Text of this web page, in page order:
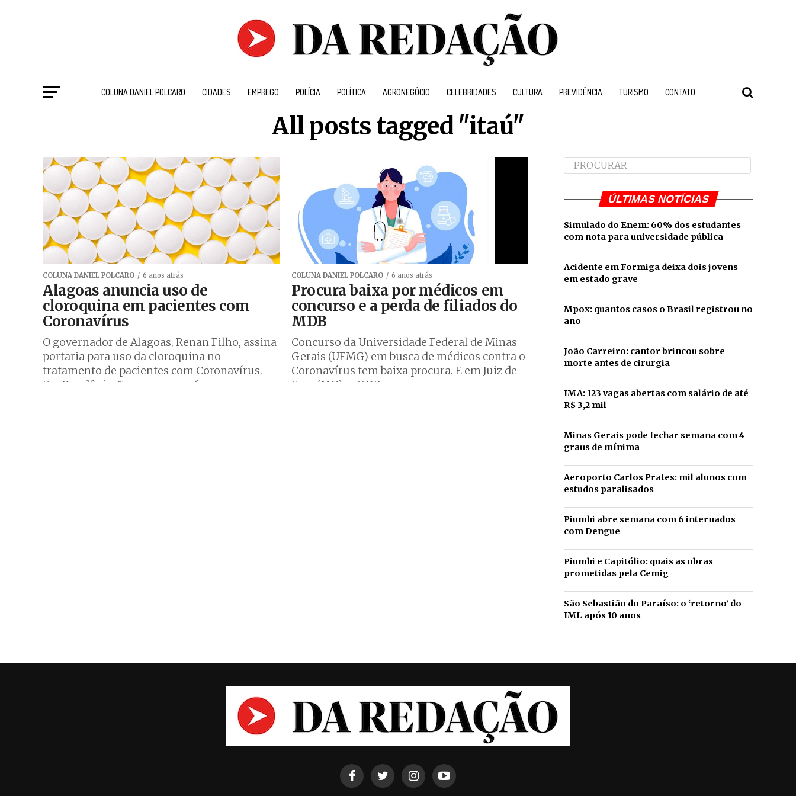
COLUNA DANIEL POLCARO CIDADES EMPREGO POLÍCIA POLÍTICA AGRONEGÓCIO CELEBRIDADES CULTURA PREVIDÊNCIA TURISMO CONTATO
All posts tagged "itaú"
COLUNA DANIEL POLCARO 6 anos atrás
Alagoas anuncia uso de
cloroquina em pacientes com
Coronavírus
O governador de Alagoas, Renan Filho, assina
portaria para uso da cloroquina no
tratamento de pacientes com Coronavírus.
Em Rondônia, 15 novos casos foram
COLUNA DANIEL POLCARO 6 anos atrás
Procura baixa por médicos em
concurso e a perda de filiados do
MDB
Concurso da Universidade Federal de Minas
Gerais (UFMG) em busca de médicos contra o
Coronavírus tem baixa procura. E em Juiz de
Fora (MG), o MDB...
ÚLTIMAS NOTÍCIAS
Simulado do Enem: 60% dos estudantes
com nota para universidade pública
Acidente em Formiga deixa dois jovens
em estado grave
Mpox: quantos casos o Brasil registrou no
ano
João Carreiro: cantor brincou sobre
morte antes de cirurgia
IMA: 123 vagas abertas com salário de até
R$ 3,2 mil
Minas Gerais pode fechar semana com 4
graus de mínima
Aeroporto Carlos Prates: mil alunos com
estudos paralisados
Piumhi abre semana com 6 internados
com Dengue
Piumhi e Capitólio: quais as obras
prometidas pela Cemig
São Sebastião do Paraíso: o ‘retorno’ do
IML após 10 anos